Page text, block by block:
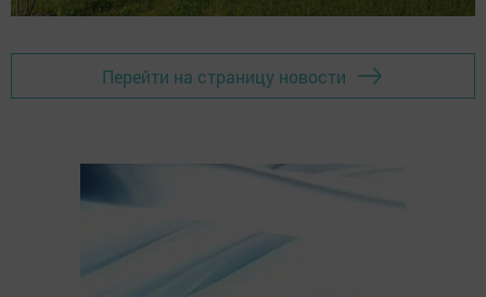
Перейти на страницу новости